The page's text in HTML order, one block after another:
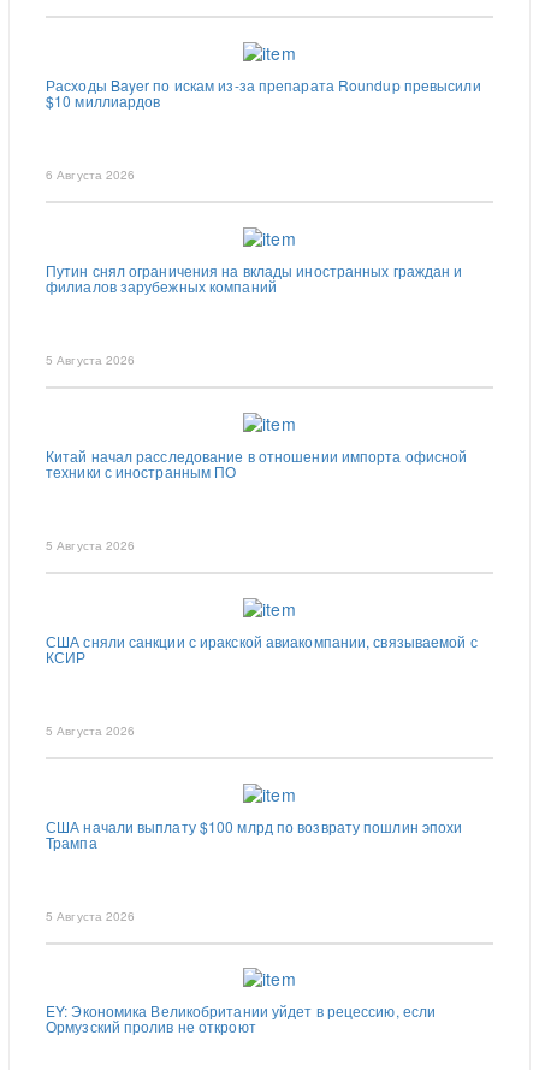
Расходы Bayer по искам из-за препарата Roundup превысили
$10 миллиардов
6 Августа 2026
Путин снял ограничения на вклады иностранных граждан и
филиалов зарубежных компаний
5 Августа 2026
Китай начал расследование в отношении импорта офисной
техники с иностранным ПО
5 Августа 2026
США сняли санкции с иракской авиакомпании, связываемой с
КСИР
5 Августа 2026
США начали выплату $100 млрд по возврату пошлин эпохи
Трампа
5 Августа 2026
EY: Экономика Великобритании уйдет в рецессию, если
Ормузский пролив не откроют